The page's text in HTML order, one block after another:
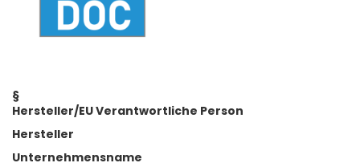
§
Hersteller/EU Verantwortliche Person
Hersteller
Unternehmensname